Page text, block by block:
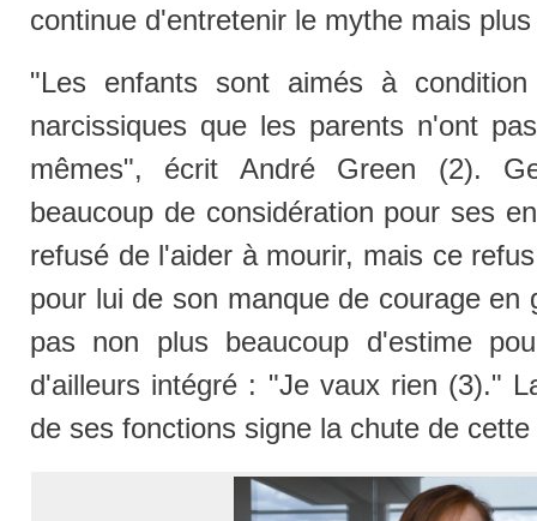
continue d'entretenir le mythe mais
"Les enfants sont aimés à
narcissiques que les parents n'ont
mêmes", écrit André Green (2).
beaucoup de considération pour ses
refusé de l'aider à mourir, mais ce
pour lui de son manque de courage en
pas non plus beaucoup d'estime
d'ailleurs intégré : "Je vaux rien (3)."
de ses fonctions signe la chute de